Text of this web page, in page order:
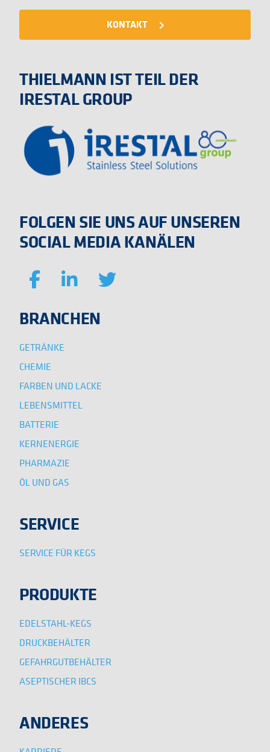
KONTAKT navigate_next
THIELMANN IST TEIL DER
IRESTAL GROUP
FOLGEN SIE UNS AUF UNSEREN
SOCIAL MEDIA KANÄLEN
BRANCHEN
GETRÄNKE
CHEMIE
FARBEN UND LACKE
LEBENSMITTEL
BATTERIE
KERNENERGIE
PHARMAZIE
ÖL UND GAS
SERVICE
SERVICE FÜR KEGS
PRODUKTE
EDELSTAHL-KEGS
DRUCKBEHÄLTER
GEFAHRGUTBEHÄLTER
ASEPTISCHER IBCS
ANDERES